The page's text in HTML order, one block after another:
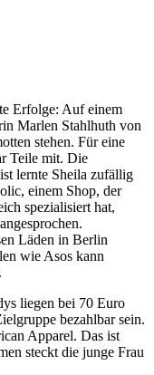
Erfolge: Auf einem
Marlen Stahlhuth von
stehen. Für eine
Teile mit. Die
lernte Sheila zufällig
einem Shop, der
spezialisiert hat,
Läden in Berlin
wie Asos kann
liegen bei 70 Euro
bezahlbar sein.
Apparel. Das ist
steckt die junge Frau